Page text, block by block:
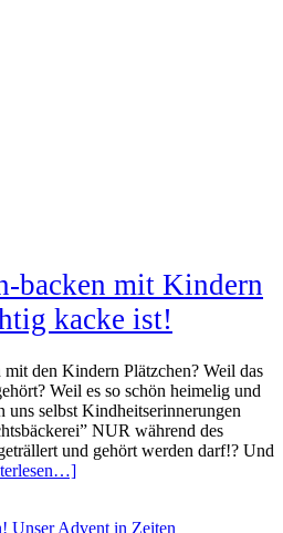
backen mit Kindern
kacke ist!
den Kindern Plätzchen? Weil das
Weil es so schön heimelig und
selbst Kindheitserinnerungen
NUR während des
und gehört werden darf!? Und